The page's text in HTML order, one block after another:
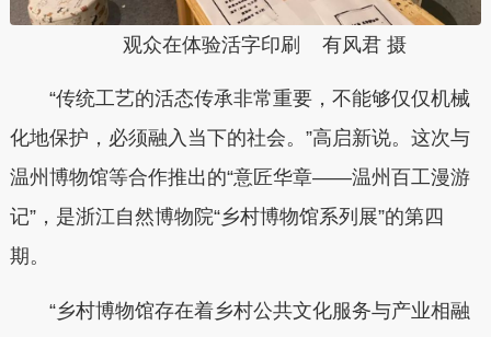
观众在体验活字印刷 有风君 摄
“传统工艺的活态传承非常重要，不能够仅仅机械
化地保护，必须融入当下的社会。”高启新说。这次与
温州博物馆等合作推出的“意匠华章——温州百工漫游
记”，是浙江自然博物院“乡村博物馆系列展”的第四
期。
“乡村博物馆存在着乡村公共文化服务与产业相融